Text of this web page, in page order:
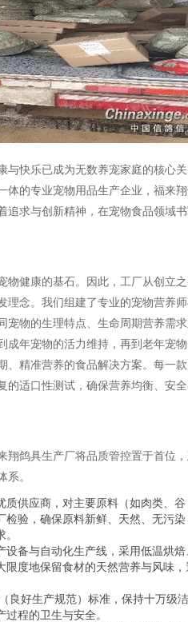
与快乐已成为无数养宠家庭的核心关
体的专业宠物用品生产企业，福来
追求与创新精神，在宠物食品领域
物健康的基石。因此，工厂从创立
理念。我们组建了专业的宠物营养
宠物的生理特点、生命周期营养需
成年宠物的活力维持，再到老年宠
、精准营养的食品解决方案。每一
的适口性测试，确保营养均衡、安
翔鸽具生产厂将品质管控置于首位
。
质供应商，对主要原料（如肉类、谷
检验，确保原料新鲜、天然、无污染
设备与自动化生产线，采用低温烘焙
限度地保留食材的天然营养与风味，
良好生产规范）标准，保持十万级
程的卫生与安全。